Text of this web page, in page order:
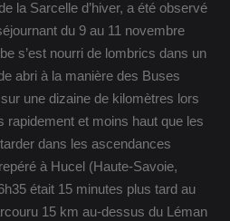
la Sarcelle d’hiver, a été observé
du 9 au 11 novembre
s’est nourri de lombrics dans un
abri à la manière des Buses
une dizaine de kilomètres lors
rapidement et moins haut que les
dans les ascendances
à Hucel (Haute-Savoie,
était 15 minutes plus tard au
15 km au-dessus du Léman